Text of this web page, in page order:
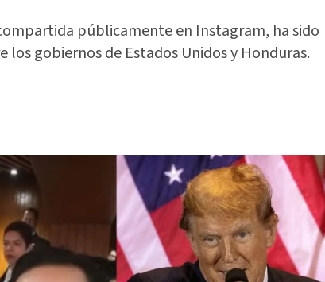
públicamente en Instagram, ha sido
gobiernos de Estados Unidos y Honduras.